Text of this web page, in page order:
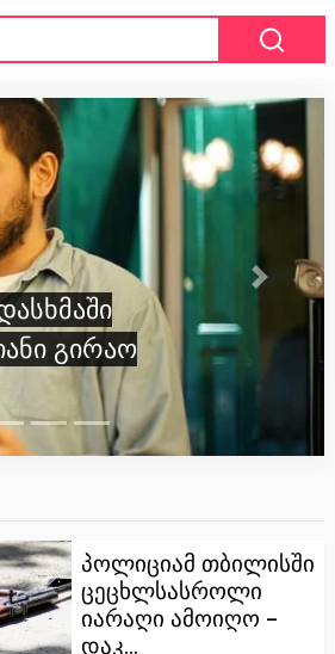
Next
პოლიციამ თბილისში
ცეცხლსასროლი
იარაღი ამოიღო -
დაკ...